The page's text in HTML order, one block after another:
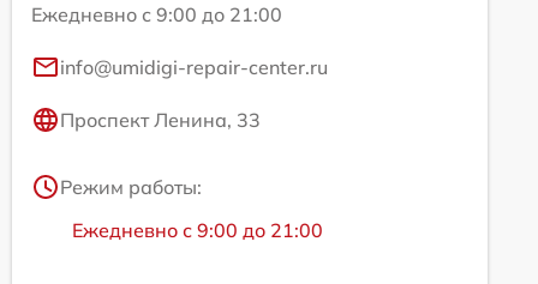
Ежедневно с 9:00 до 21:00
info@umidigi-repair-center.ru
Проспект Ленина, 33
Режим работы:
Ежедневно с 9:00 до 21:00